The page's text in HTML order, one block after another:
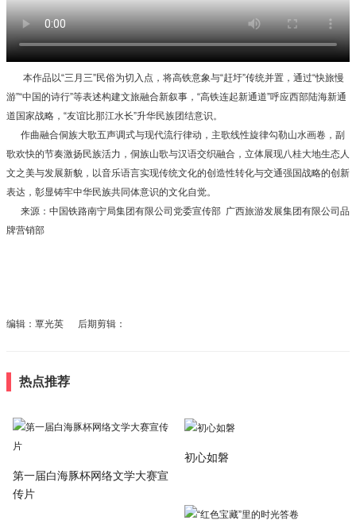
本作品以“三月三”民俗为切入点，将高铁意象与“赶圩”传统并置，通过“快旅慢
游”“中国的诗行”等表述构建文旅融合新叙事，“高铁连起新通道”呼应西部陆海新通
道国家战略，“友谊比那江水长”升华民族团结意识。
作曲融合侗族大歌五声调式与现代流行律动，主歌线性旋律勾勒山水画卷，副
歌欢快的节奏激扬民族活力，侗族山歌与汉语交织融合，立体展现八桂大地生态人
文之美与发展新貌，以音乐语言实现传统文化的创造性转化与交通强国战略的创新
表达，彰显铸牢中华民族共同体意识的文化自觉。
来源：中国铁路南宁局集团有限公司 党委宣传部 广西旅游发展集团有限公司品
牌营销部
编辑：覃光英 后期剪辑：
热点推荐
第一届白海豚杯网络文学大赛宣
传片
初心如磐